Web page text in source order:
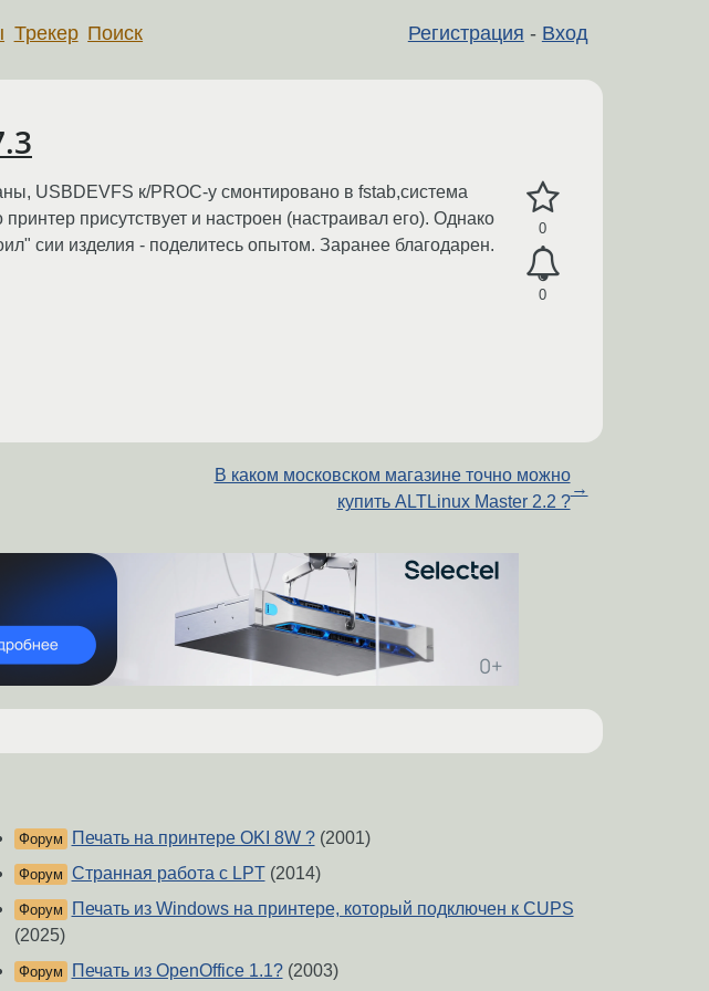
Регистрация - Вход
Трекер Поиск
0
0
USBDEVFS к/PROC-у смонтировано в fstab,система
присутствует и настроен (настраивал его). Однако
сии изделия - поделитесь опытом. Заранее благодарен.
В каком московском магазине точно можно
купить ALTLinux Master 2.2 ?
→
Форум Печать на принтере OKI 8W ?(2001)
Форум Странная работа с LPT (2014)
Форум
Печать из Windows на принтере, который подключен к CUPS
(2025)
Форум Печать из OpenOffice 1.1?(2003)